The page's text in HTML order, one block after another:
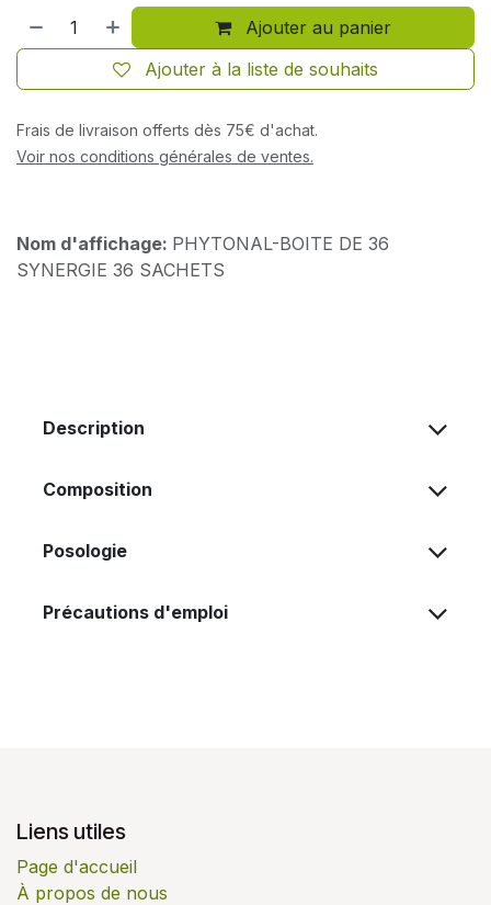
Ajouter au panier
Ajouter à la liste de souhaits
Frais de livraison offerts dès 75€ d'achat.
Voir nos conditions générales de ventes.
Nom d'affichage: PHYTONAL-BOITE DE 36
SYNERGIE 36 SACHETS
Description
Composition
Posologie
Précautions d'emploi
Liens utiles
Page d'accueil
À propos de nous